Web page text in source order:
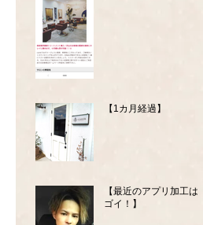
【1カ月経過】
【最近のアプリ加工はス
ゴイ！】